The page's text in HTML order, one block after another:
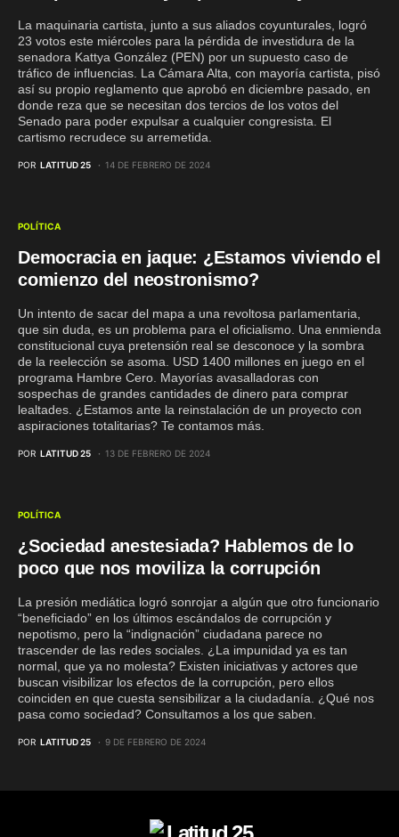
La maquinaria cartista, junto a sus aliados coyunturales, logró
23 votos este miércoles para la pérdida de investidura de la
senadora Kattya González (PEN) por un supuesto caso de
tráfico de influencias. La Cámara Alta, con mayoría cartista, pisó
así su propio reglamento que aprobó en diciembre pasado, en
donde reza que se necesitan dos tercios de los votos del
Senado para poder expulsar a cualquier congresista. El
cartismo recrudece su arremetida.
POR LATITUD 25 14 DE FEBRERO DE 2024
POLÍTICA
Democracia en jaque: ¿Estamos viviendo el
comienzo del neostronismo?
Un intento de sacar del mapa a una revoltosa parlamentaria,
que sin duda, es un problema para el oficialismo. Una enmienda
constitucional cuya pretensión real se desconoce y la sombra
de la reelección se asoma. USD 1400 millones en juego en el
programa Hambre Cero. Mayorías avasalladoras con
sospechas de grandes cantidades de dinero para comprar
lealtades. ¿Estamos ante la reinstalación de un proyecto con
aspiraciones totalitarias? Te contamos más.
POR LATITUD 25 13 DE FEBRERO DE 2024
POLÍTICA
¿Sociedad anestesiada? Hablemos de lo
poco que nos moviliza la corrupción
La presión mediática logró sonrojar a algún que otro funcionario
“beneficiado” en los últimos escándalos de corrupción y
nepotismo, pero la “indignación” ciudadana parece no
trascender de las redes sociales. ¿La impunidad ya es tan
normal, que ya no molesta? Existen iniciativas y actores que
buscan visibilizar los efectos de la corrupción, pero ellos
coinciden en que cuesta sensibilizar a la ciudadanía. ¿Qué nos
pasa como sociedad? Consultamos a los que saben.
POR LATITUD 25 9 DE FEBRERO DE 2024